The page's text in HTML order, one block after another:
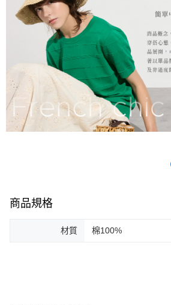
商品規格
材質 棉100%